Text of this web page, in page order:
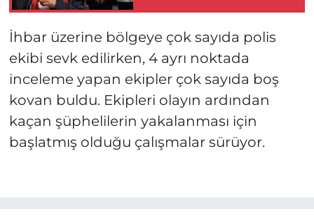
İhbar üzerine bölgeye çok sayıda polis
ekibi sevk edilirken, 4 ayrı noktada
inceleme yapan ekipler çok sayıda boş
kovan buldu. Ekipleri olayın ardından
kaçan şüphelilerin yakalanması için
başlatmış olduğu çalışmalar sürüyor.